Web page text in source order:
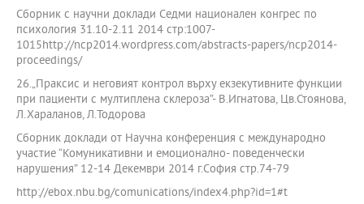
Сборник с научни доклади Седми национален конгрес по
психология 31.10-2.11 2014 стр:1007-
1015http://ncp2014.wordpress.com/abstracts-papers/ncp2014-
proceedings/
26.„Праксис и неговият контрол върху екзекутивните функции
при пациенти с мултиплена склероза”- В.Игнатова, Цв.Стоянова,
Л.Хараланов, Л.Тодорова
Сборник доклади от Научна конференция с международно
участие “Комуникативни и емоционално- поведенчески
нарушения” 12-14 Декември 2014 г.София стр.74-79
http://ebox.nbu.bg/comunications/index4.php?id=1#t